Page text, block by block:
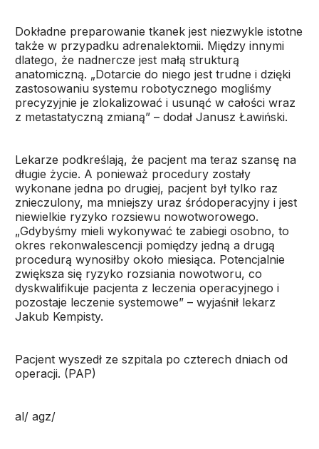
Dokładne preparowanie tkanek jest niezwykle istotne
także w przypadku adrenalektomii. Między innymi
dlatego, że nadnercze jest małą strukturą
anatomiczną. „Dotarcie do niego jest trudne i dzięki
zastosowaniu systemu robotycznego mogliśmy
precyzyjnie je zlokalizować i usunąć w całości wraz
z metastatyczną zmianą” – dodał Janusz Ławiński.
Lekarze podkreślają, że pacjent ma teraz szansę na
długie życie. A ponieważ procedury zostały
wykonane jedna po drugiej, pacjent był tylko raz
znieczulony, ma mniejszy uraz śródoperacyjny i jest
niewielkie ryzyko rozsiewu nowotworowego.
„Gdybyśmy mieli wykonywać te zabiegi osobno, to
okres rekonwalescencji pomiędzy jedną a drugą
procedurą wynosiłby około miesiąca. Potencjalnie
zwiększa się ryzyko rozsiania nowotworu, co
dyskwalifikuje pacjenta z leczenia operacyjnego i
pozostaje leczenie systemowe” – wyjaśnił lekarz
Jakub Kempisty.
Pacjent wyszedł ze szpitala po czterech dniach od
operacji. (PAP)
al/ agz/